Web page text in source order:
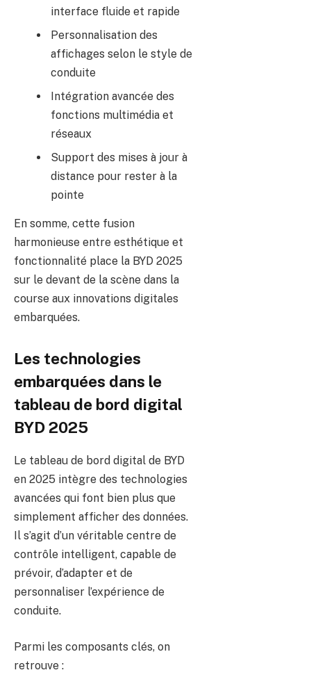
interface fluide et rapide
Personnalisation des
affichages selon le style de
conduite
Intégration avancée des
fonctions multimédia et
réseaux
Support des mises à jour à
distance pour rester à la
pointe
En somme, cette fusion
harmonieuse entre esthétique et
fonctionnalité place la BYD 2025
sur le devant de la scène dans la
course aux innovations digitales
embarquées.
Les technologies
embarquées dans le
tableau de bord digital
BYD 2025
Le tableau de bord digital de BYD
en 2025 intègre des technologies
avancées qui font bien plus que
simplement afficher des données.
Il s’agit d’un véritable centre de
contrôle intelligent, capable de
prévoir, d’adapter et de
personnaliser l’expérience de
conduite.
Parmi les composants clés, on
retrouve :